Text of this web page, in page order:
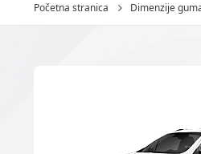
Početna stranica Dimenzije